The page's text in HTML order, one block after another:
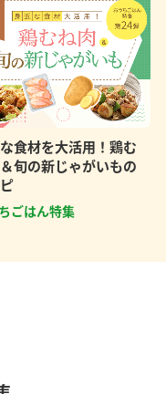
食材を大活用！鶏む
旬の新じゃがいもの
ごはん特集